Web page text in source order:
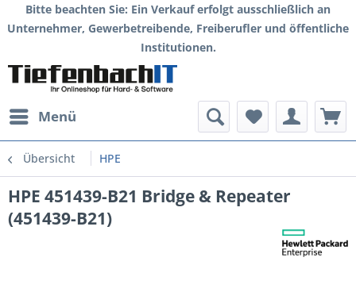
Bitte beachten Sie: Ein Verkauf erfolgt ausschließlich an
Unternehmer, Gewerbetreibende, Freiberufler und öffentliche
Institutionen.
Menü
Übersicht HPE
HPE 451439-B21 Bridge & Repeater
(451439-B21)